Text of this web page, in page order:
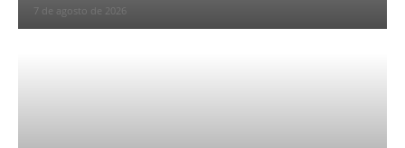
7 de agosto de 2026